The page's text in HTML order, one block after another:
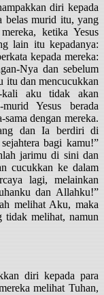
diri kepada
belas murid itu, yang
ketika Yesus
lain itu kepadanya:
kepada mereka:
Nya dan sebelum
itu dan mencucukkan
kali aku tidak akan
Yesus berada
dengan mereka.
dan Ia berdiri di
bagi kamu!”
jarimu di sini dan
cucukkan ke dalam
lagi, melainkan
dan Allahku!”
melihat Aku, maka
tidak melihat, namun
diri kepada para
melihat Tuhan,